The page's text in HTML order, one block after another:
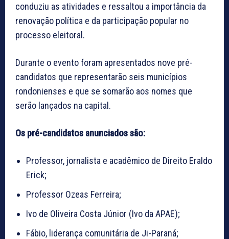
conduziu as atividades e ressaltou a importância da
renovação política e da participação popular no
processo eleitoral.
Durante o evento foram apresentados nove pré-
candidatos que representarão seis municípios
rondonienses e que se somarão aos nomes que
serão lançados na capital.
Os pré-candidatos anunciados são:
Professor, jornalista e acadêmico de Direito Eraldo
Erick;
Professor Ozeas Ferreira;
Ivo de Oliveira Costa Júnior (Ivo da APAE);
Fábio, liderança comunitária de Ji-Paraná;